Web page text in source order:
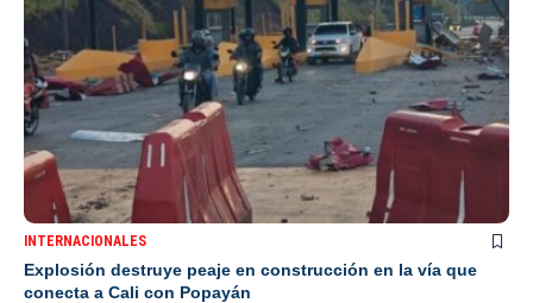
INTERNACIONALES
Explosión destruye peaje en construcción en la vía que
conecta a Cali con Popayán